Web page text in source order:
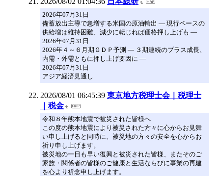
2026年07月31日
備蓄放出主導で急増する米国の原油輸出 ― 現行ペースの
供給増は維持困難、減少に転じれば価格押し上げも ―
2026年07月31日
2026年４～６月期ＧＤＰ予測 ― ３期連続のプラス成長、
内需・外需ともに押し上げ要因に ―
2026年07月31日
アジア経済見通し
2026/08/01 06:45:39 東京地方税理士会｜税理士
｜税金
令和８年熊本地震で被災された皆様へ
この度の熊本地震により被災された方々に心からお見舞
い申し上げると同時に、被災地の方々の安全を心からお
祈り申し上げます。
被災地の一日も早い復興と被災された皆様、またそのご
家族・関係者の皆様のご健康と生活ならびに事業の再建
を心より祈念申し上げます。